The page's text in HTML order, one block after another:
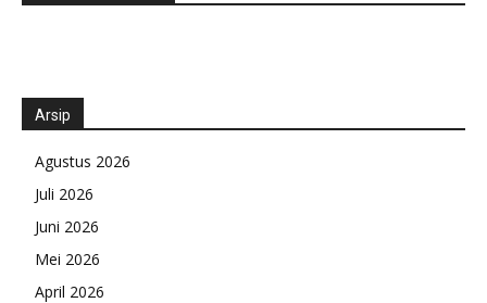
Arsip
Agustus 2026
Juli 2026
Juni 2026
Mei 2026
April 2026